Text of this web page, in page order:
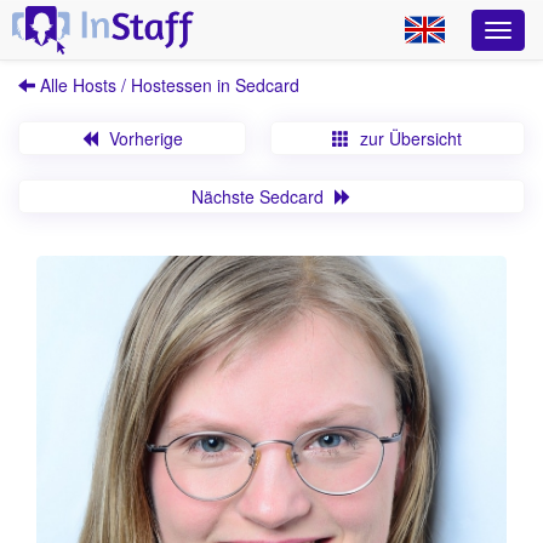
Alle Hosts / Hostessen in Sedcard
Vorherige zur Übersicht
Nächste Sedcard